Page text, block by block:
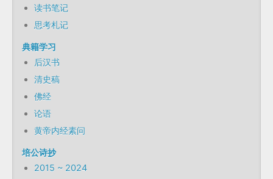
读书笔记
思考札记
典籍学习
后汉书
清史稿
佛经
论语
黄帝内经素问
培公诗抄
2015 ~ 2024